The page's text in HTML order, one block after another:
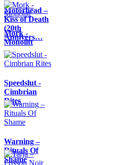
Motörhead –
Kiss of Death
(20th
Annivers…
Mork -
Monolitt
Speedslut -
Cimbrian
Rites
Warning –
Rituals Of
Shame